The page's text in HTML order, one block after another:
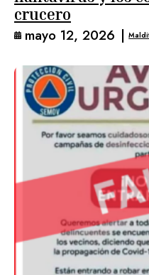
crucero
mayo 12, 2026 |